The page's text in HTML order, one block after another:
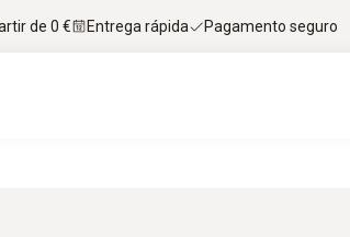
de 0 € Entrega rápida Pagamento seguro